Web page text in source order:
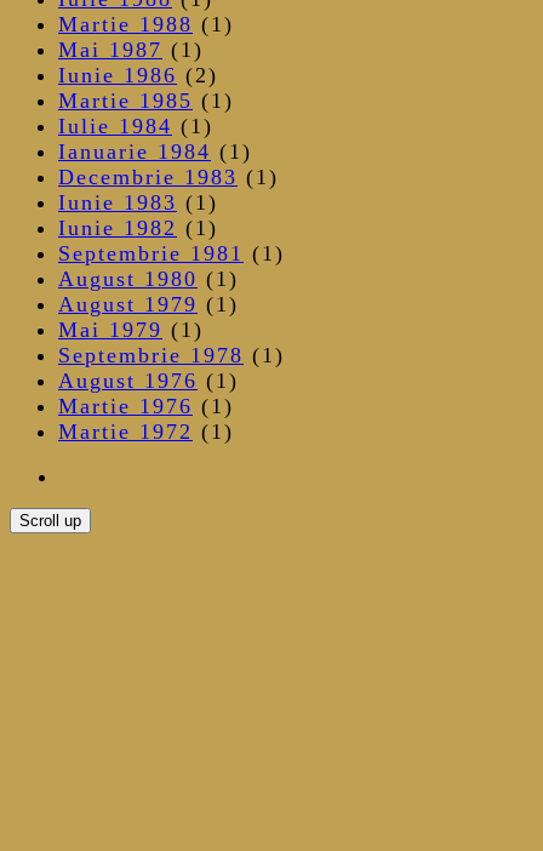
Martie 1988 (1)
Mai 1987 (1)
Iunie 1986 (2)
Martie 1985 (1)
Iulie 1984 (1)
Ianuarie 1984 (1)
Decembrie 1983 (1)
Iunie 1983 (1)
Iunie 1982 (1)
Septembrie 1981 (1)
August 1980 (1)
August 1979 (1)
Mai 1979 (1)
Septembrie 1978 (1)
August 1976 (1)
Martie 1976 (1)
Martie 1972 (1)
Scroll up